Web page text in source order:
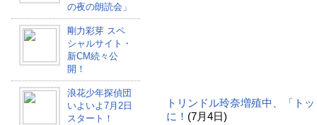
の夜の朗読会」
剛力彩芽 スペ
シャルサイト・
新CM続々公
開！
浪花少年探偵団
いよいよ7月2日
スタート！
トリンドル玲奈増殖中、「ト
に！ (7月4日)